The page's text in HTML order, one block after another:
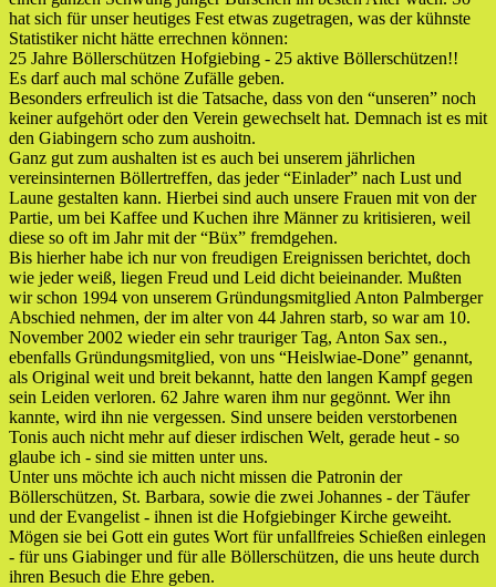
hat sich für unser heutiges Fest etwas zugetragen, was der kühnste
Statistiker nicht hätte errechnen können:
25 Jahre Böllerschützen Hofgiebing - 25 aktive Böllerschützen!!
Es darf auch mal schöne Zufälle geben.
Besonders erfreulich ist die Tatsache, dass von den “unseren” noch
keiner aufgehört oder den Verein gewechselt hat. Demnach ist es mit
den Giabingern scho zum aushoitn.
Ganz gut zum aushalten ist es auch bei unserem jährlichen
vereinsinternen Böllertreffen, das jeder “Einlader” nach Lust und
Laune gestalten kann. Hierbei sind auch unsere Frauen mit von der
Partie, um bei Kaffee und Kuchen ihre Männer zu kritisieren, weil
diese so oft im Jahr mit der “Büx” fremdgehen.
Bis hierher habe ich nur von freudigen Ereignissen berichtet, doch
wie jeder weiß, liegen Freud und Leid dicht beieinander. Mußten
wir schon 1994 von unserem Gründungsmitglied Anton Palmberger
Abschied nehmen, der im alter von 44 Jahren starb, so war am 10.
November 2002 wieder ein sehr trauriger Tag, Anton Sax sen.,
ebenfalls Gründungsmitglied, von uns “Heislwiae-Done” genannt,
als Original weit und breit bekannt, hatte den langen Kampf gegen
sein Leiden verloren. 62 Jahre waren ihm nur gegönnt. Wer ihn
kannte, wird ihn nie vergessen. Sind unsere beiden verstorbenen
Tonis auch nicht mehr auf dieser irdischen Welt, gerade heut - so
glaube ich - sind sie mitten unter uns.
Unter uns möchte ich auch nicht missen die Patronin der
Böllerschützen, St. Barbara, sowie die zwei Johannes - der Täufer
und der Evangelist - ihnen ist die Hofgiebinger Kirche geweiht.
Mögen sie bei Gott ein gutes Wort für unfallfreies Schießen einlegen
- für uns Giabinger und für alle Böllerschützen, die uns heute durch
ihren Besuch die Ehre geben.